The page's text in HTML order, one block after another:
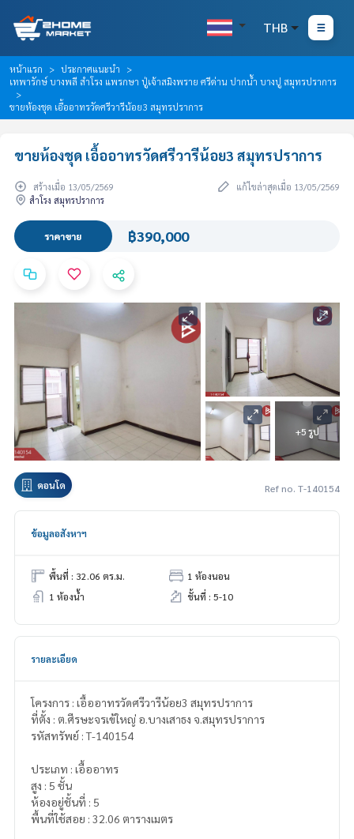
THB
หน้าแรก
ประกาศแนะนำ
เทพารักษ์ บางพลี สำโรง แพรกษา ปู่เจ้าสมิงพราย ศรีด่าน ปากน้ำ บางปู สมุทรปราการ
ขายห้องชุด เอื้ออาทรวัดศรีวารีน้อย3 สมุทรปราการ
ขายห้องชุด เอื้ออาทรวัดศรีวารีน้อย3 สมุทรปราการ
สร้างเมื่อ 13/05/2569
แก้ไขล่าสุดเมื่อ 13/05/2569
สำโรง สมุทรปราการ
ราคาขาย ฿390,000
+5 รูป
คอนโด Ref no. T-140154
ข้อมูลอสังหาฯ
พื้นที่ : 32.06 ตร.ม.
1 ห้องนอน
1 ห้องน้ำ
ชั้นที่ : 5-10
รายละเอียด
โครงการ : เอื้ออาทรวัดศรีวารีน้อย3 สมุทรปราการ
ที่ตั้ง : ต.ศีรษะจรเข้ใหญ่ อ.บางเสาธง จ.สมุทรปราการ
รหัสทรัพย์ : T-140154
ประเภท : เอื้ออาทร
สูง : 5 ชั้น
ห้องอยู่ชั้นที่ : 5
พื้นที่ใช้สอย : 32.06 ตารางเมตร